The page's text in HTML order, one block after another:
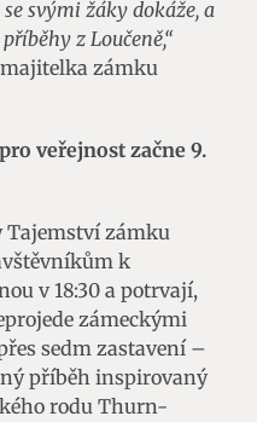
svými žáky dokáže, a
z Loučeně,“
zámku
veřejnost začne 9.
zámku
k
v 18:30 a potrvají,
zámeckými
sedm zastavení –
příběh inspirovaný
rodu Thurn-